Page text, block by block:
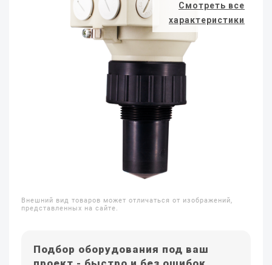
Смотреть все
характеристики
Внешний вид товаров может отличаться от изображений,
представленных на сайте.
Подбор оборудования под ваш